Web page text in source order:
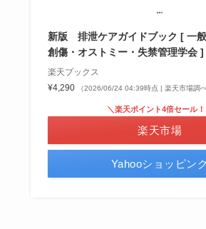
新版 排泄ケアガイドブック [ 一
創傷・オストミー・失禁管理学会 ]
楽天ブックス
¥4,290
（2026/06/24 04:39時点 | 楽天市場調べ
＼楽天ポイント4倍セール！
楽天市場
Yahooショッピン